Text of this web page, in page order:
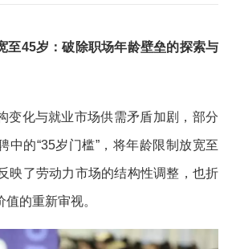
至45岁：破除职场年龄壁垒的探索与
变化与就业市场供需矛盾加剧，部分
中的“35岁门槛”，将年龄限制放宽至
映了劳动力市场的结构性调整，也折
的重新审视。